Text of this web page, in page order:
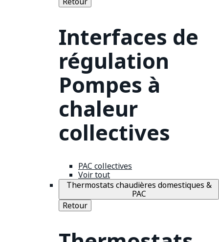
Interfaces de
régulation
Pompes à
chaleur
collectives
PAC collectives
Voir tout
Thermostats chaudières domestiques &
PAC
Retour